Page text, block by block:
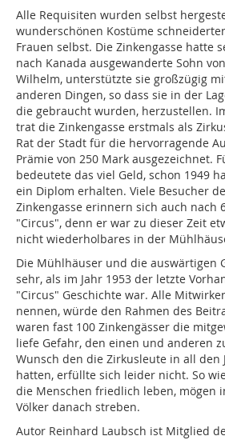
Alle Requisiten wurden selbst
wunderschönen Kostüme
Frauen selbst. Die Zinkengasse hatte
nach Kanada ausgewanderte Sohn
Wilhelm, unterstützte sie großzügig
anderen Dingen, so dass sie in der
die gebraucht wurden, herzustellen.
trat die Zinkengasse erstmals als
Rat der Stadt für die hervorragende
Prämie von 250 Mark ausgezeichnet.
bedeutete das viel Geld, schon 1949
ein Diplom erhalten. Viele Besucher
Zinkengasse erinnern sich auch nach
"Circus", denn er war zu dieser Zeit
nicht wiederholbares in der
Die Mühlhäuser und die auswärtigen
sehr, als im Jahr 1953 der letzte
"Circus" Geschichte war. Alle
nennen, würde den Rahmen des
waren fast 100 Zinkengässer die
liefe Gefahr, den einen und anderen
Wunsch den die Zirkusleute in all den
hatten, erfüllte sich leider nicht. So
die Menschen friedlich leben, mögen
Völker danach streben.
Autor Reinhard Laubsch ist Mitglied